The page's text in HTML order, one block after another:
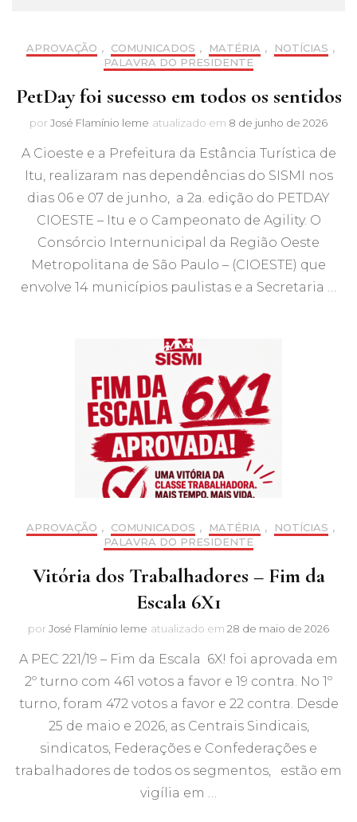
APROVAÇÃO , COMUNICADOS , MATÉRIA , NOTÍCIAS ,
PALAVRA DO PRESIDENTE
PetDay foi sucesso em todos os sentidos
por José Flamínio leme atualizado em 8 de junho de 2026
A Cioeste e a Prefeitura da Estância Turística de
Itu, realizaram nas dependências do SISMI nos
dias 06 e 07 de junho, a 2a. edição do PETDAY
CIOESTE – Itu e o Campeonato de Agility. O
Consórcio Internunicipal da Região Oeste
Metropolitana de São Paulo – (CIOESTE) que
envolve 14 municípios paulistas e a Secretaria …
APROVAÇÃO , COMUNICADOS , MATÉRIA , NOTÍCIAS ,
PALAVRA DO PRESIDENTE
Vitória dos Trabalhadores – Fim da
Escala 6X1
por José Flamínio leme atualizado em 28 de maio de 2026
A PEC 221/19 – Fim da Escala 6X! foi aprovada em
2º turno com 461 votos a favor e 19 contra. No 1º
turno, foram 472 votos a favor e 22 contra. Desde
25 de maio e 2026, as Centrais Sindicais,
sindicatos, Federações e Confederações e
trabalhadores de todos os segmentos, estão em
vigília em …